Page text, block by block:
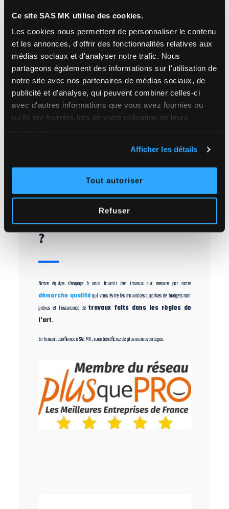
Ce site SAS MK utilise des cookies.
Les cookies nous permettent de personnaliser le contenu
et les annonces, d'offrir des fonctionnalités relatives aux
médias sociaux et d'analyser notre trafic. Nous
partageons également des informations sur l'utilisation de
notre site avec nos partenaires de médias sociaux, de
publicité et d'analyse, qui peuvent combiner celles-ci
avec d'autres informations que vous avez fournies ou
qu'ils ont fournies lors de votre utilisation de leurs
Afficher les détails
Tout autoriser
Refuser
7 000
MÈTRES LINÉAIRES DE GOUTTIÈRES POSÉES /
8 000
Pourquoichoisir SAS MK
?
Notre équipe s’engage à vous fournir des travaux sur mesure par notre
démarche qualitéqui vous évite les mauvaises surprises de budgets non
prévus et l’assurance detravaux faits dans les règles de
l’art.
En faisant confiance à SAS MK, vous bénéficiez de plusieurs avantages.